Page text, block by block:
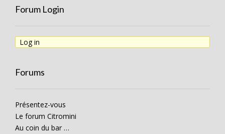
Forum Login
Log in
Forums
Présentez-vous
Le forum Citromini
Au coin du bar …